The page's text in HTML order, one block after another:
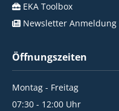
EKA Toolbox
Newsletter Anmeldung
Öffnungszeiten
Montag - Freitag
07:30 - 12:00 Uhr